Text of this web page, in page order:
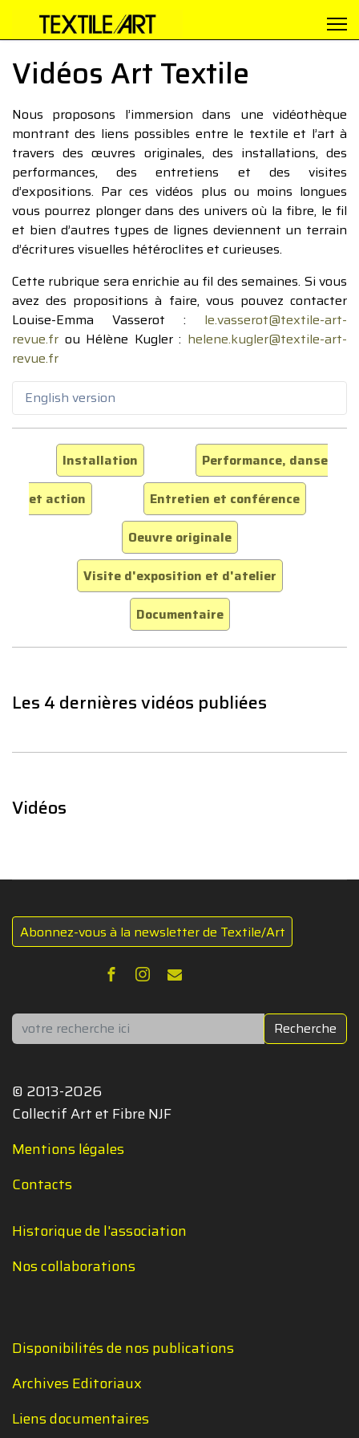
Vidéos Art Textile
Nous proposons l’immersion dans une vidéothèque
montrant des liens possibles entre le textile et l’art à
travers des œuvres originales, des installations, des
performances, des entretiens et des visites
d’expositions. Par ces vidéos plus ou moins longues
vous pourrez plonger dans des univers où la fibre, le fil
et bien d’autres types de lignes deviennent un terrain
d’écritures visuelles hétéroclites et curieuses.
Cette rubrique sera enrichie au fil des semaines. Si vous
avez des propositions à faire, vous pouvez contacter
Louise-Emma Vasserot : le.vasserot@textile-art-
revue.fr ou Hélène Kugler : helene.kugler@textile-art-
revue.fr
English version
Installation
Performance, danse
et action
Entretien et conférence
Oeuvre originale
Visite d'exposition et d'atelier
Documentaire
Les 4 dernières vidéos publiées
Vidéos
Abonnez-vous à la newsletter de Textile/Art
Rechercher Recherche
© 2013-2026
Collectif Art et Fibre NJF
Mentions légales
Contacts
Historique de l'association
Nos collaborations
Disponibilités de nos publications
Archives Editoriaux
Liens documentaires